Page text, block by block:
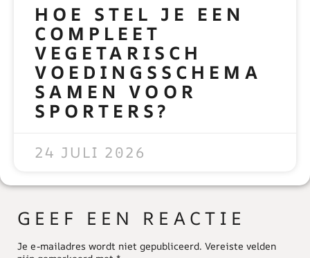
HOE STEL JE EEN
COMPLEET
VEGETARISCH
VOEDINGSSCHEMA
SAMEN VOOR
SPORTERS?
24 JULI 2026
GEEF EEN REACTIE
Je e-mailadres wordt niet gepubliceerd. Vereiste velden